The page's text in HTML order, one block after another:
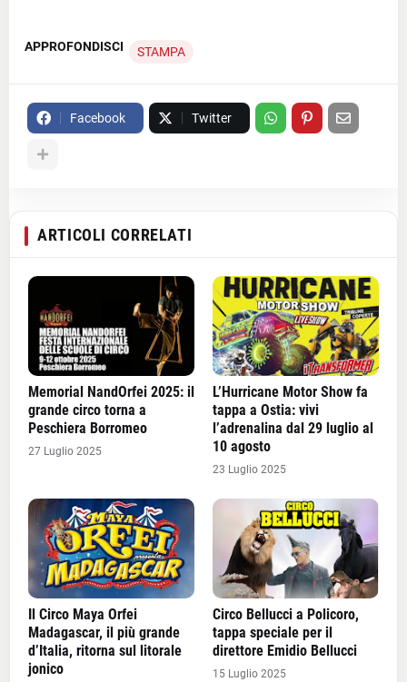
APPROFONDISCI STAMPA
Facebook Twitter
ARTICOLI CORRELATI
Memorial NandOrfei 2025: il
grande circo torna a
Peschiera Borromeo
27 Luglio 2025
L’Hurricane Motor Show fa
tappa a Ostia: vivi
l’adrenalina dal 29 luglio al
10 agosto
23 Luglio 2025
Il Circo Maya Orfei
Madagascar, il più grande
d’Italia, ritorna sul litorale
jonico
Circo Bellucci a Policoro,
tappa speciale per il
direttore Emidio Bellucci
15 Luglio 2025